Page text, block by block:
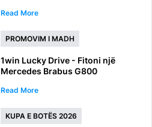
Read More
PROMOVIM I MADH
1win Lucky Drive - Fitoni një
Mercedes Brabus G800
Read More
KUPA E BOTËS 2026